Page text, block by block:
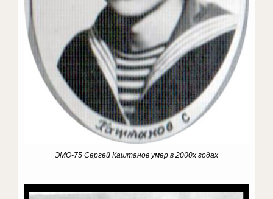
ЭМО-75 Сергей Каштанов умер в 2000х годах